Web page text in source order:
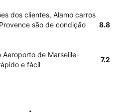
dos clientes, Alamo carros
são de condição
8.8
Aeroporto de Marseille-
e fácil
7.2